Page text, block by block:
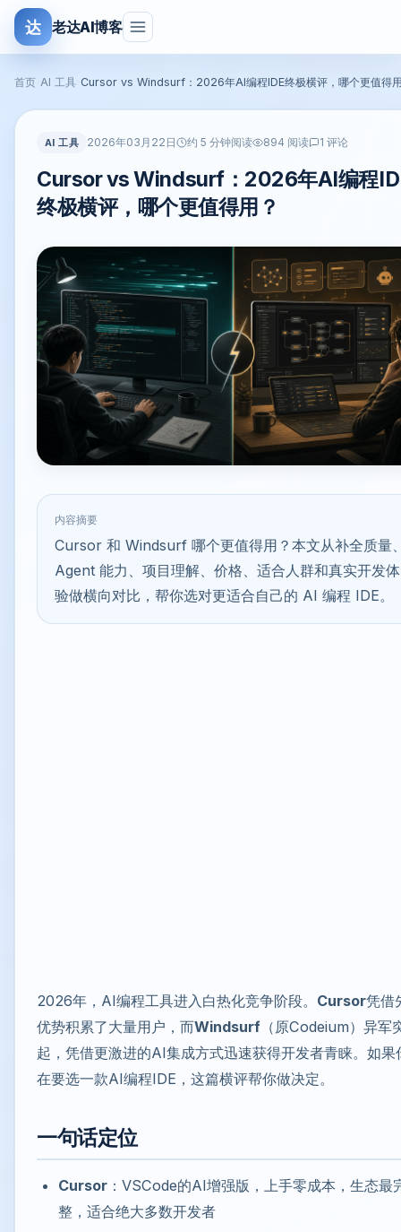
达 老达AI博客
首页 AI 工具 Cursor vs Windsurf：2026年AI编程IDE终极横评，哪个更值得
AI 工具 2026年03月22日 约 5 分钟阅读 894 阅读 1 评论
Cursor vs Windsurf：2026年AI编程
终极横评，哪个更值得用？
内容摘要
Cursor 和 Windsurf 哪个更值得用？本文从补全质量
Agent 能力、项目理解、价格、适合人群和真实开发体
验做横向对比，帮你选对更适合自己的 AI 编程 IDE。
2026年，AI编程工具进入白热化竞争阶段。 Cursor凭借
优势积累了大量用户，而Windsurf （原Codeium）异军
起，凭借更激进的AI集成方式迅速获得开发者青睐。如果
在要选一款AI编程IDE，这篇横评帮你做决定。
一句话定位
Cursor ：VSCode的AI增强版，上手零成本，生态最
整，适合绝大多数开发者